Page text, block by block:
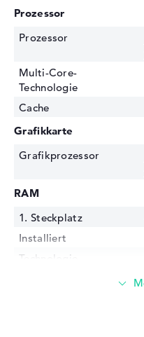
Prozessor
Prozessor
Multi-Core-
Technologie
Cache
Grafikkarte
Grafikprozessor
RAM
1. Steckplatz
Installiert
Technologie